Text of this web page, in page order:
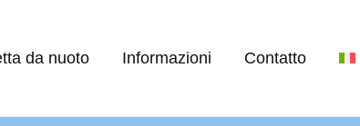
da nuoto Informazioni Contatto